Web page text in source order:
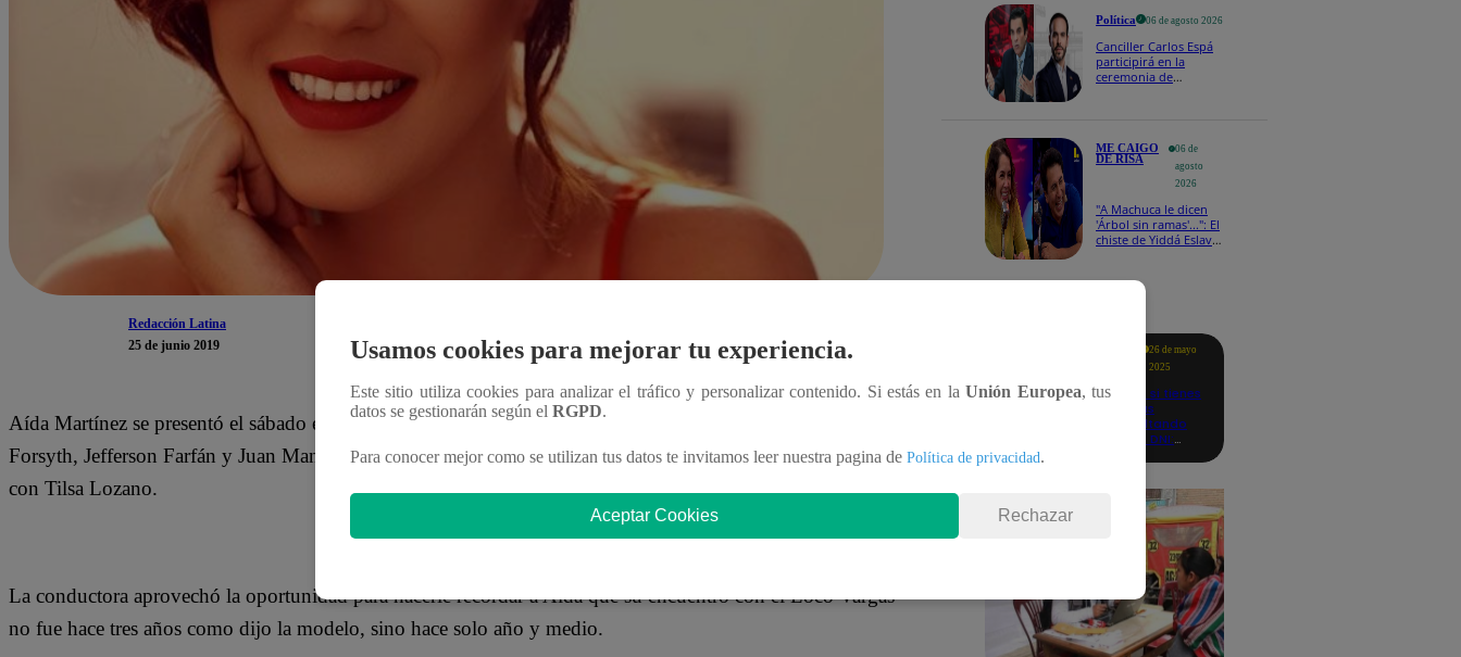
Redacción Latina
25 de junio 2019
Aída Martínez se presentó el sábado en El Valor de la Verdad para revelar algunos secretos de George
Forsyth, Jefferson Farfán y Juan Manuel Vargas. Este martes, acudió al programa En Exclusiva para hablar
con Tilsa Lozano.
La conductora aprovechó la oportunidad para hacerle recordar a Aída que su encuentro con el Loco Vargas
no fue hace tres años como dijo la modelo, sino hace solo año y medio.
Política 06 de agosto 2026
Canciller Carlos Espá
participirá en la
ceremonia de
ME CAIGO
DE RISA
06 de
agosto
2026
"A Machuca le dicen
'Árbol sin ramas'...": El
chiste de Yiddá Eslava
26 de mayo
2025
Revisa si tienes
deudas
consultando
con tu DNI:
detalles
Usamos cookies para mejorar tu experiencia.
Este sitio utiliza cookies para analizar el tráfico y personalizar contenido. Si estás en laUnión Europea, tus
datos se gestionarán según el RGPD.
Para conocer mejor como se utilizan tus datos te invitamos leer nuestra pagina de Política de privacidad.
Aceptar Cookies Rechazar